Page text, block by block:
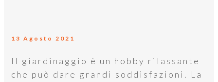
13 Agosto 2021
Il giardinaggio è un hobby rilassante
che può dare grandi soddisfazioni. La